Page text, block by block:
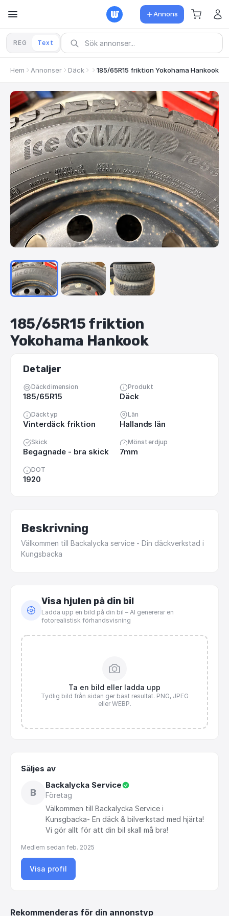
Annons
REG Text
Hem Annonser Däck 185/65R15 friktion Yokohama Hankook
185​/​65R15 friktion
Yokohama Hankook
Detaljer
Däckdimension
185/65R15
Produkt
Däck
Däcktyp
Vinterdäck friktion
Län
Hallands län
Skick
Begagnade - bra skick
Mönsterdjup
7mm
DOT
1920
Beskrivning
Välkommen till Backalycka service - Din däckverkstad i
Kungsbacka
Visa hjulen på din bil
Ladda upp en bild på din bil – AI genererar en
fotorealistisk förhandsvisning
Ta en bild eller ladda upp
Tydlig bild från sidan ger bäst resultat. PNG, JPEG
eller WEBP.
Säljes av
B
Backalycka Service
Företag
Välkommen till Backalycka Service i
Kunsgbacka- En däck & bilverkstad med hjärta!
Vi gör allt för att din bil skall må bra!
Medlem sedan feb. 2025
Visa profil
Rekommenderas för din annonstyp